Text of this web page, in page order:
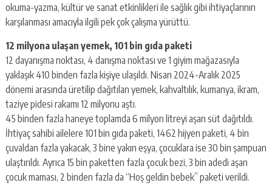
okuma-yazma, kültür ve sanat etkinlikleri ile sağlık gibi ihtiyaçlarının
karşılanması amacıyla ilgili pek çok çalışma yürüttü.
12 milyona ulaşan yemek, 101 bin gıda paketi
12 dayanışma noktası, 4 danışma noktası ve 1 giyim mağazasıyla
yaklaşık 410 binden fazla kişiye ulaşıldı. Nisan 2024-Aralık 2025
dönemi arasında üretilip dağıtılan yemek, kahvaltılık, kumanya, ikram,
taziye pidesi rakamı 12 milyonu aştı.
45 binden fazla haneye toplamda 6 milyon litreyi aşan süt dağıtıldı.
İhtiyaç sahibi ailelere 101 bin gıda paketi, 1462 hijyen paketi, 4 bin
çuvaldan fazla yakacak, 3 bine yakın eşya, çocuklara ise 30 bin şampuan
ulaştırıldı. Ayrıca 15 bin paketten fazla çocuk bezi, 3 bin adedi aşan
çocuk maması, 2 binden fazla da “Hoş geldin bebek” paketi verildi.